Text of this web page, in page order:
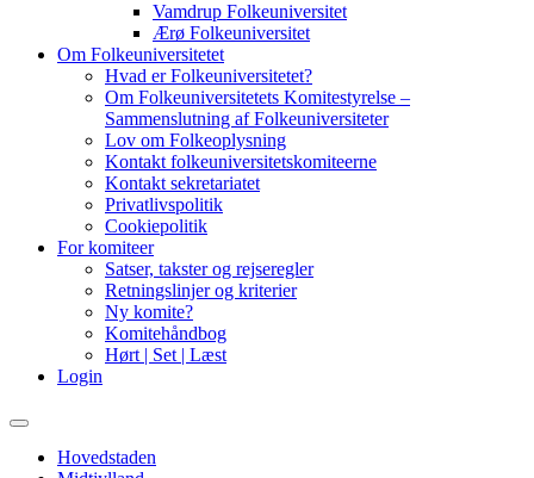
Vamdrup Folkeuniversitet
Ærø Folkeuniversitet
Om Folkeuniversitetet
Hvad er Folkeuniversitetet?
Om Folkeuniversitetets Komitestyrelse –
Sammenslutning af Folkeuniversiteter
Lov om Folkeoplysning
Kontakt folkeuniversitetskomiteerne
Kontakt sekretariatet
Privatlivspolitik
Cookiepolitik
For komiteer
Satser, takster og rejseregler
Retningslinjer og kriterier
Ny komite?
Komitehåndbog
Hørt | Set | Læst
Login
Primary
Hovedstaden